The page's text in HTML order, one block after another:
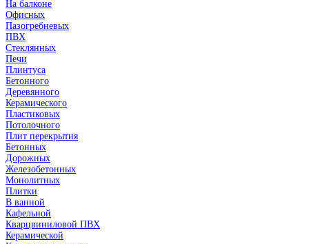
На балконе
Офисных
Пазогребневых
ПВХ
Стеклянных
Печи
Плинтуса
Бетонного
Деревянного
Керамического
Пластиковых
Потолочного
Плит перекрытия
Бетонных
Дорожных
Железобетонных
Монолитных
Плитки
В ванной
Кафельной
Кварцвиниловой ПВХ
Керамической